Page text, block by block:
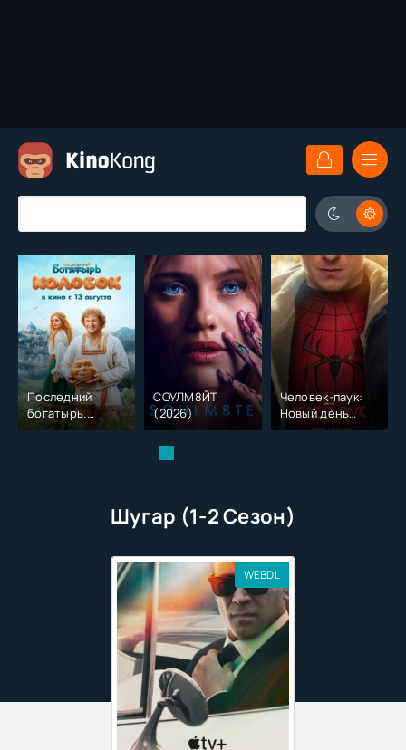
Последний
богатырь.
Колобок (2026)
СОУЛМ8ЙТ
(2026)
Человек-паук:
Новый день
(2026)
Шугар (1-2 Сезон)
WEBDL